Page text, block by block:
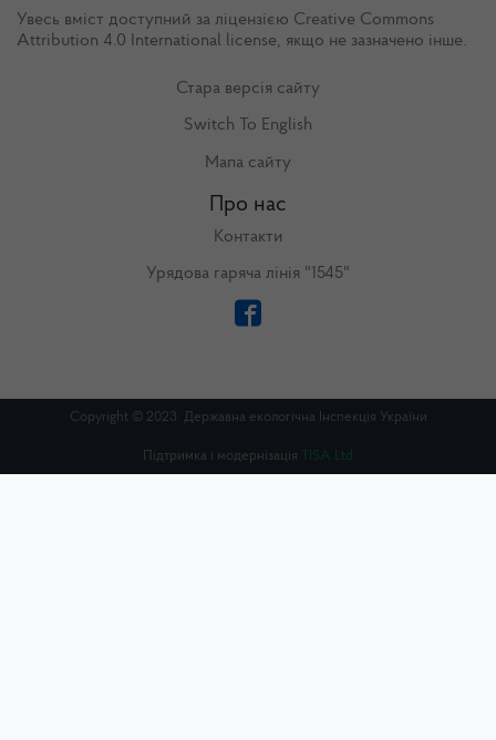
Увесь вміст доступний за ліцензією Creative Commons
Attribution 4.0 International license, якщо не зазначено інше.
Стара версія сайту
Switch To English
Мапа сайту
Про нас
Контакти
Урядова гаряча лінія "1545"
Copyright © 2023. Державна екологічна Інспекція України
Підтримка і модернізація TISA Ltd